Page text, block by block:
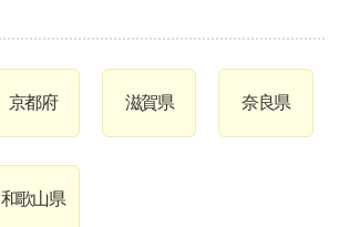
京都府 滋賀県 奈良県
和歌山県